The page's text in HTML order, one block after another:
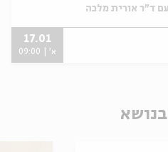
ד"ר אורית מלכה
17.01
א' | 09:00